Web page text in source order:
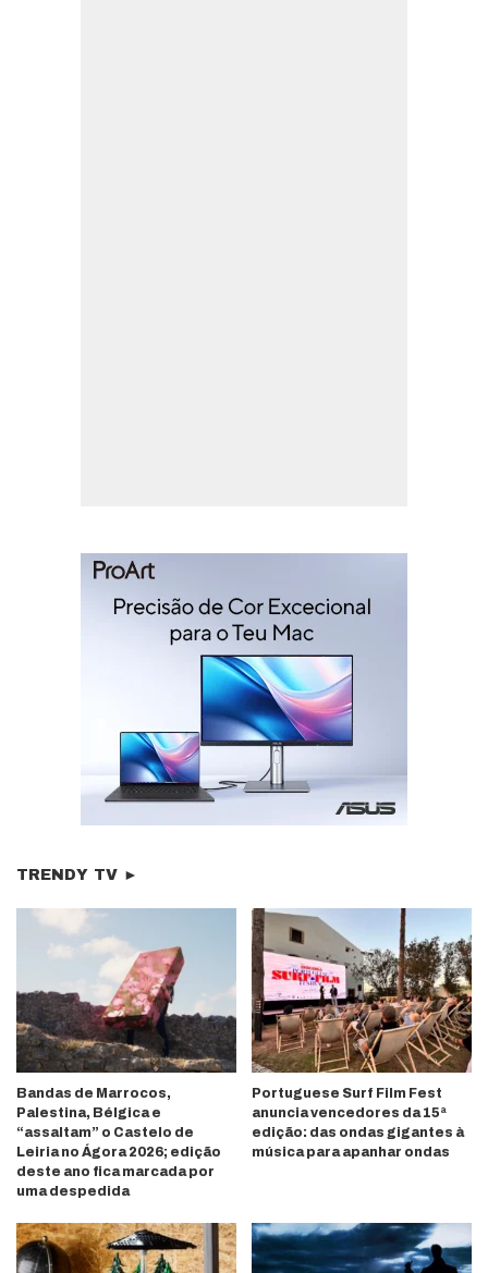
TRENDY TV ►
Bandas de Marrocos,
Palestina, Bélgica e
“assaltam” o Castelo de
Leiria no Ágora 2026; edição
deste ano fica marcada por
uma despedida
Portuguese Surf Film Fest
anuncia vencedores da 15ª
edição: das ondas gigantes à
música para apanhar ondas